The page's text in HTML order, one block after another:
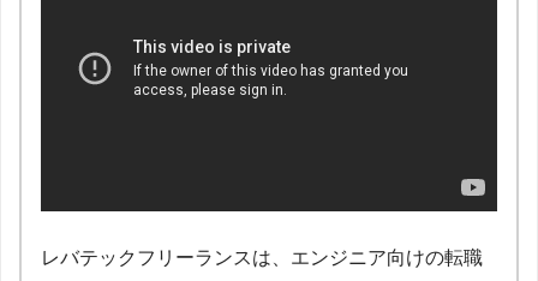
レバテックフリーランスは、エンジニア向けの転職